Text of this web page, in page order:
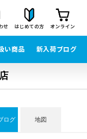
せ はじめての方 オンライン
い商品 新入荷ブログ
ログ 地図